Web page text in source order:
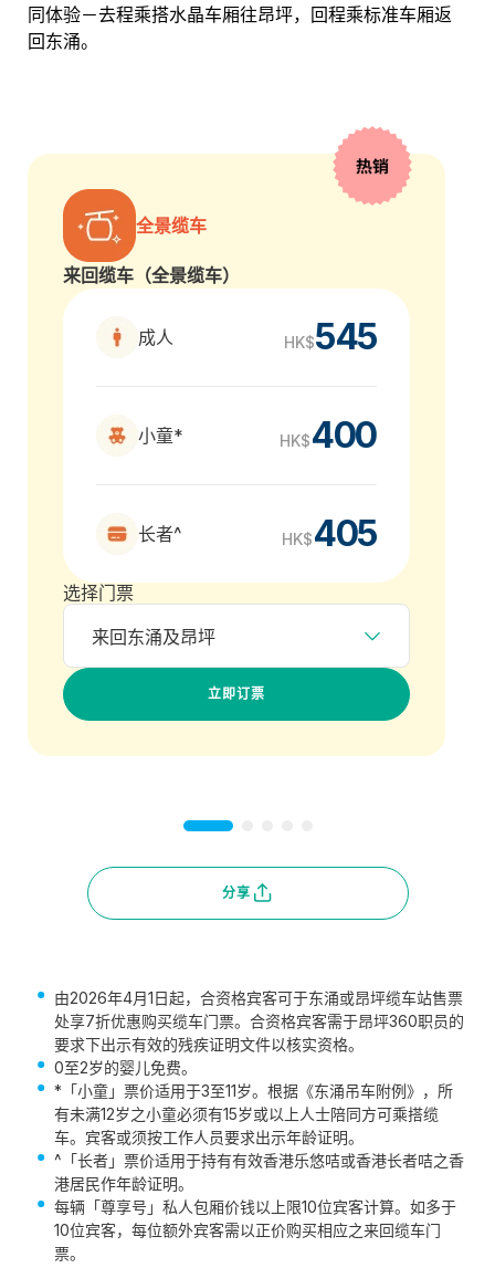
同体验－去程乘搭水晶车厢往昂坪，回程乘标准车厢返
回东涌。
全景缆车
来回缆车（全景缆车）
成人 HK$545
小童* HK$400
长者^ HK$405
选择门票
来回东涌及昂坪
立即订票
分享
由2026年4月1日起，合资格宾客可于东涌或昂坪缆车站售票
处享7折优惠购买缆车门票。合资格宾客需于昂坪360职员的
要求下出示有效的残疾证明文件以核实资格。
0至2岁的婴儿免费。
*「小童」票价适用于3至11岁。根据《东涌吊车附例》，所
有未满12岁之小童必须有15岁或以上人士陪同方可乘搭缆
车。宾客或须按工作人员要求出示年龄证明。
^「长者」票价适用于持有有效香港乐悠咭或香港长者咭之香
港居民作年龄证明。
每辆「尊享号」私人包厢价钱以上限10位宾客计算。如多于
10位宾客，每位额外宾客需以正价购买相应之来回缆车门
票。